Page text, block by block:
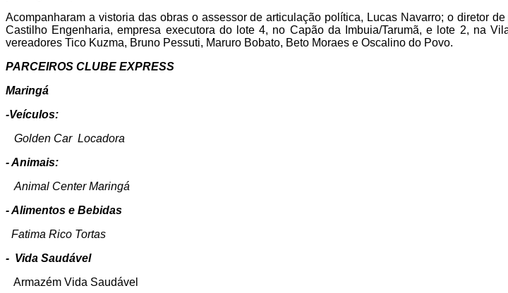
Acompanharam a vistoria das obras o assessor de articulação política, Lucas Navarro; o diretor
Castilho Engenharia, empresa executora do lote 4, no Capão da Imbuia/Tarumã, e lote 2, na
vereadores Tico Kuzma, Bruno Pessuti, Maruro Bobato, Beto Moraes e Oscalino do Povo.
PARCEIROS CLUBE EXPRESS
Maringá
-Veículos:
Golden Car Locadora
- Animais:
Animal Center Maringá
- Alimentos e Bebidas
Fatima Rico Tortas
- Vida Saudável
Armazém Vida Saudável